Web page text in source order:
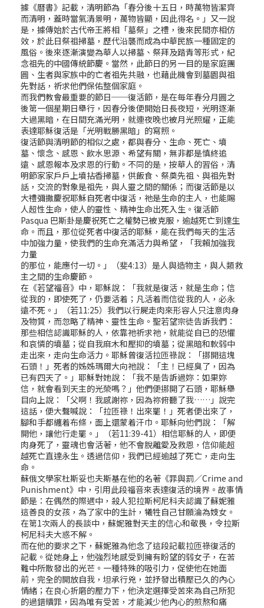
據《曆書》記載，清明節為「春分後十五日，時萬物皆潔齊
而清明，蓋時當氣清景明，萬物皆顯，因此得名。」又一說
是，據傳始於古代帝王將相「墓祭」之禮，後來民間亦相仿
效，於此日祭祖掃墓，歷代沿襲而成為中華民族一種固定的
風俗。後來逐漸演變為華人以掃墓、祭拜及踏青等形式，紀
念祖先的中國傳統節慶。當然，此節日的另一目的是家庭團
圓、生者與家族中的亡者祖先共融，也藉此機會到墓園與祖
先對話，祈求他們保佑整個家庭。
而我們教會最重要的節日──復活節，是在每年春分月圓之
後第一個星期日舉行，因春分後便開始日長夜短，光明逐漸
大過黑暗，在日間充滿光明，就連夜晚也被月光照耀，正能
表達耶穌復活是「光明戰勝黑暗」的寫照。
復活節與清明節的相似之處，都與春分、生命、死亡、墳
墓、懷念、感恩、飲水思源、希望有關，無非都是慎終追
遠、感恩報本及求恩的行動。不同的是，按華人的習俗，清
明節家家戶戶上墳拈香掃墓，供飯食、祭奠先祖、與祖先對
話，交流的對象是祖先，與人靈之間的關係；而復活節是以
大禮彌撒慶祝耶穌自死者中復活，祂是生命的主人，也能賜
人超性生命，使人的靈性、精神生命出死入生。復活節
Pasqua 巴斯卦是慶祝死亡之權勢已被克服，逾越死亡到達生
命。而且，那位從死者中復活的耶穌，能在我們每天的生活
中加強力量，使我們的生命充滿活力與希望，「我賴加強我
力量
的那位，能應付一切。」（斐4:13）是人與造物主，與人類救
主之間的生命慶節。
在《若望福音》中，耶穌說：「我就是復活，就是生命；信
從我的，即使死了，仍要活着；凡活着而信從我的人，必永
遠不死。」（若11:25）我們以行屍走肉來形容人只注意肉身
及物質，而忽略了精神、靈性生命。聖若望宗徒告訴我們：
那些相信認識耶穌的人，依靠祂祈求祂，就能從自已的恐懼
和哀憐的墳墓；從自我麻木和壓抑的墳墓；從黑暗和軟弱中
走出來，走向生命活力。耶穌曾復活拉匝祿說：「挪開這塊
石頭！」死者的姊姊瑪爾大向祂說：「主！已經臭了，因為
已有四天了。」耶穌對她說：「我不是告訴過妳：如果妳
信，就會看到天主的光榮嗎？」他們便挪開了石頭，耶穌舉
目向上說：「父啊！我感謝祢，因為祢俯聽了我……」說完
這話，便大聲喊說：「拉匝祿！出來罷！」死者便出來了，
腳和手都纏着布條，面上還蒙着汗巾。耶穌向他們說：「解
開他，讓他行走罷。」（若11:39-41）相信耶穌的人，即便
肉身死了，靈魂也會活著，他不會脫離愛及救恩，信仰能超
越死亡直達永生。透過信仰，我們已經逾越了死亡，走向生
命。
蘇俄文學家杜斯妥也夫斯基在他的名著《罪與罰／Crime and
Punishment》中，引用此段福音來表達復活的境界。故事情
節是：在偶然的際遇中，殺人犯拉斯柯尼科夫認識了蘇妮雅
這善良的女孩，為了家中的生計，犧牲自己甘願淪為妓女。
在第1次兩人的長談中，蘇妮雅對天主的信心和敬畏，令拉斯
柯尼科夫大惑不解。
而在他的要求之下，蘇妮雅為他念了這段記載拉匝祿復活的
記載。從她身上，他強烈地感受到擁有盼望的弱女子，在苦
難中所散發出的光芒。一種特殊的吸引力，促使他在她面
前，完全的開放自我，坦承行兇，並抒發出積壓已久的內心
情緒；在良心折磨的壓力下，他決定選擇受苦來為自己所犯
的過錯贖罪，因為唯有受苦，才能減少他內心的煎熬和痛